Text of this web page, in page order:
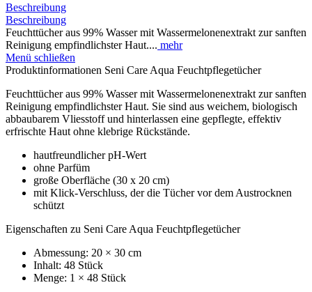
Beschreibung
Beschreibung
Feuchttücher aus 99% Wasser mit Wassermelonenextrakt zur sanften
Reinigung empfindlichster Haut.... mehr
Menü schließen
Produktinformationen Seni Care Aqua Feuchtpflegetücher
Feuchttücher aus 99% Wasser mit Wassermelonenextrakt zur sanften
Reinigung empfindlichster Haut. Sie sind aus weichem, biologisch
abbaubarem Vliesstoff und hinterlassen eine gepflegte, effektiv
erfrischte Haut ohne klebrige Rückstände.
hautfreundlicher pH-Wert
ohne Parfüm
große Oberfläche (30 x 20 cm)
mit Klick-Verschluss, der die Tücher vor dem Austrocknen
schützt
Eigenschaften zu Seni Care Aqua Feuchtpflegetücher
Abmessung: 20 × 30 cm
Inhalt: 48 Stück
Menge: 1 × 48 Stück